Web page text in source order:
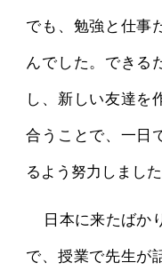
でも、勉強と仕事
んでした。できる
し、新しい友達を
合うことで、一日
るよう努力しました
日本に来たばか
で、授業で先生が